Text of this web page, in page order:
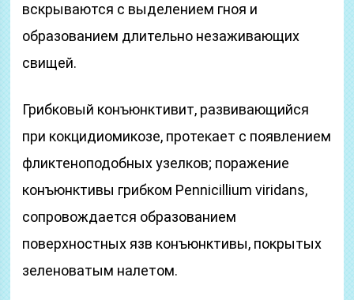
вскрываются с выделением гноя и
образованием длительно незаживающих
свищей.
Грибковый конъюнктивит, развивающийся
при кокцидиомикозе, протекает с появлением
фликтеноподобных узелков; поражение
конъюнктивы грибком Pennicillium viridans,
сопровождается образованием
поверхностных язв конъюнктивы, покрытых
зеленоватым налетом.